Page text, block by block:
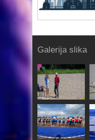
Galerija slika